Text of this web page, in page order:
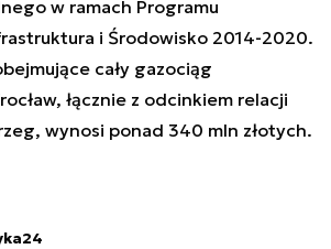
w ramach Programu
i Środowisko 2014-2020.
cały gazociąg
łącznie z odcinkiem relacji
wynosi ponad 340 mln złotych.